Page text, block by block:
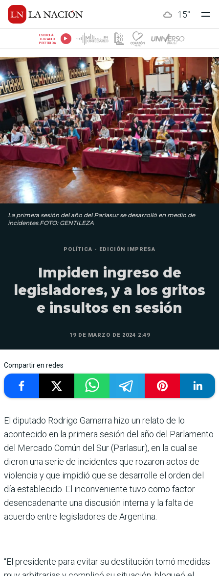
15°
ESCUCHÁ
TU RADIO
PREFERIDA
La primera sesión del año del Parlasur se desarrolló en medio de
incidentes.FOTO: GENTILEZA
POLÍTICA - EDICIÓN IMPRESA
Impiden ingreso de
legisladores, y a los gritos
e insultos en sesión
19 DE MARZO DE 2024 2:49
Compartir en redes
El diputado Rodrigo Gamarra hizo un relato de lo
aconte­cido en la primera sesión del año del Parlamento
del Mer­cado Común del Sur (Parla­sur), en la cual se
dieron una serie de incidentes que roza­ron actos de
violencia y que impidió que se desarrolle el orden del
día establecido. El inconveniente tuvo como fac­tor
desencadenante una dis­cusión interna y la falta de
acuerdo entre legisladores de Argentina.
“El presidente para evitar su destitución tomó medi­das